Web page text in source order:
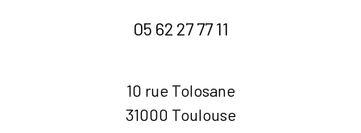
05 62 27 77 11
10 rue Tolosane
31000 Toulouse